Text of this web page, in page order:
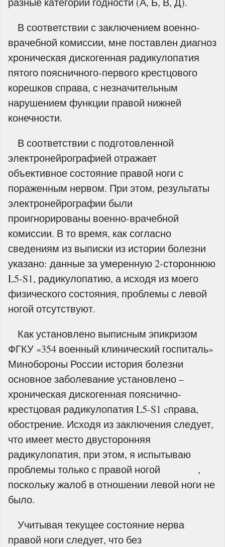
В соответствии с заключением военно-
врачебной комиссии, мне поставлен диагноз
хроническая дискогенная радикулопатия
пятого поясничного-первого крестцового
корешков справа, с незначительным
нарушением функции правой нижней
конечности.
В соответствии с подготовленной
электронейрографией отражает
объективное состояние правой ноги с
пораженным нервом. При этом, результаты
электронейрографии были
проигнорированы военно-врачебной
комиссии. В то время, как согласно
сведениям из выписки из истории болезни
указано: данные за умеренную 2-стороннюю
L5-S1, радикулопатию, а исходя из моего
физического состояния, проблемы с левой
ногой отсутствуют.
Как установлено выписным эпикризом
ФГКУ «354 военный клинический госпиталь»
Минобороны России история болезни
основное заболевание установлено –
хроническая дискогенная пояснично-
крестцовая радикулопатия L5-S1 cправа,
обострение. Исходя из заключения следует,
что имеет место двусторонняя
радикулопатия, при этом, я испытываю
проблемы только с правой ногой ,
поскольку жалоб в отношении левой ноги не
было.
Учитывая текущее состояние нерва
правой ноги следует, что без